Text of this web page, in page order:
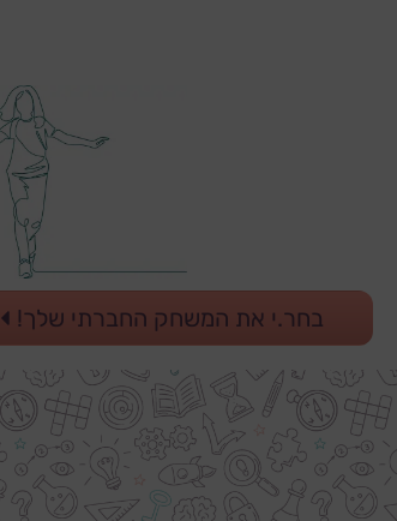
בחר.י את המשחק החברתי שלך!